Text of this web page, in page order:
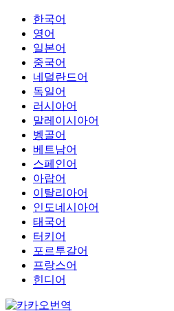
한국어
영어
일본어
중국어
네덜란드어
독일어
러시아어
말레이시아어
벵골어
베트남어
스페인어
아랍어
이탈리아어
인도네시아어
태국어
터키어
포르투갈어
프랑스어
힌디어